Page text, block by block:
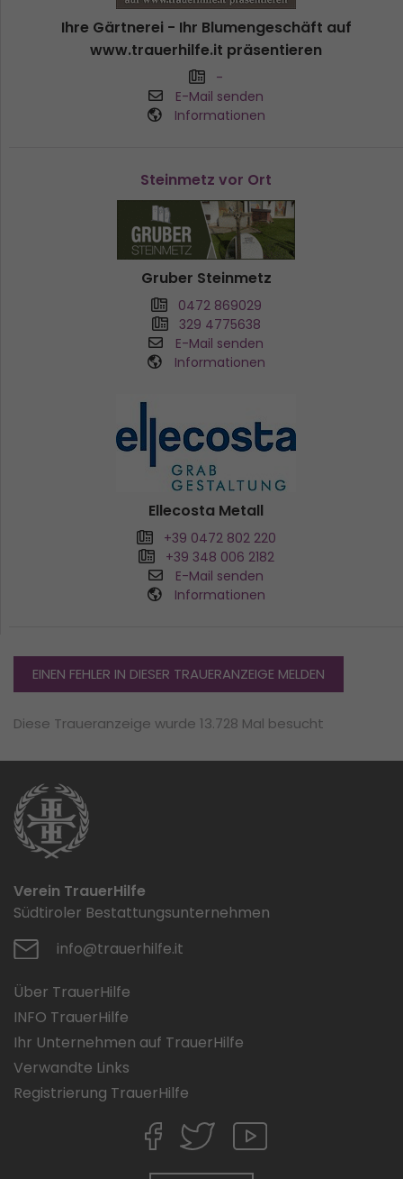
Ihre Gärtnerei - Ihr Blumengeschäft auf
www.trauerhilfe.it präsentieren
-
E-Mail senden
Informationen
Steinmetz vor Ort
Gruber Steinmetz
0472 869029
329 4775638
E-Mail senden
Informationen
Ellecosta Metall
+39 0472 802 220
+39 348 006 2182
E-Mail senden
Informationen
EINEN FEHLER IN DIESER TRAUERANZEIGE MELDEN
Diese Traueranzeige wurde 13.728 Mal besucht
Verein TrauerHilfe
Südtiroler Bestattungsunternehmen
info@trauerhilfe.it
Über TrauerHilfe
INFO TrauerHilfe
Ihr Unternehmen auf TrauerHilfe
Verwandte Links
Registrierung TrauerHilfe